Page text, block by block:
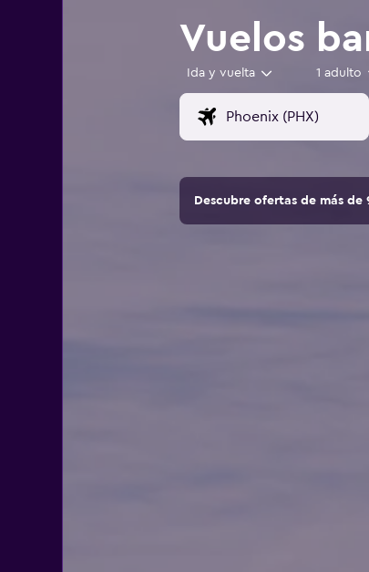
Vuelos
Ida y vuelta 1 adulto
Descubre ofertas de más